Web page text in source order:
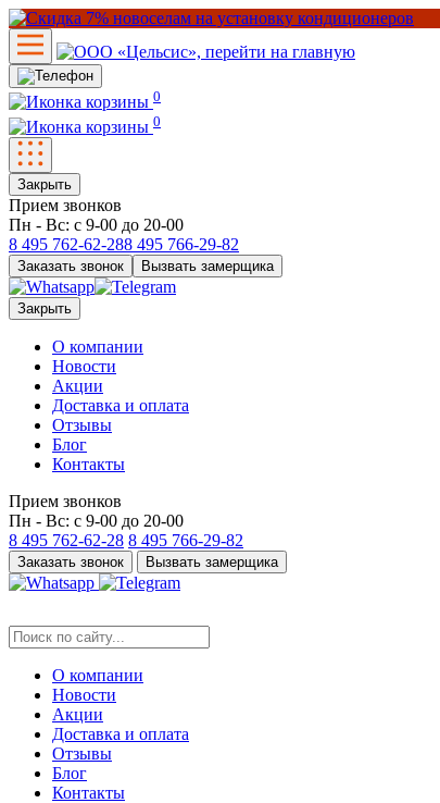
0
0
Закрыть
Прием звонков
Пн - Вс: с 9-00 до 20-00
8 495 762-62-288 495 766-29-82
Заказать звонок Вызвать замерщика
Закрыть
О компании
Новости
Акции
Доставка и оплата
Отзывы
Блог
Контакты
Прием звонков
Пн - Вс: с 9-00 до 20-00
8 495 762-62-28 8 495 766-29-82
Заказать звонок Вызвать замерщика
О компании
Новости
Акции
Доставка и оплата
Отзывы
Блог
Контакты